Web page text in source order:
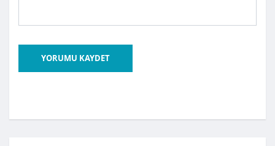
YORUMU KAYDET